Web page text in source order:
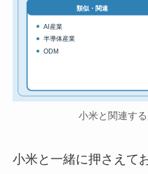
類似・関連
AI産業
半導体産業
ODM
小米と関連す
小米と一緒に押さえて